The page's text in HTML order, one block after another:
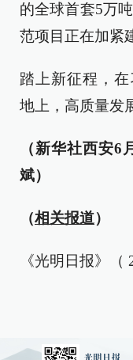
的全球首套5万
范项目正在加紧
踏上新征程，
地上，高质量发
（新华社西安
斌）
（相关报道）
《光明日报》（